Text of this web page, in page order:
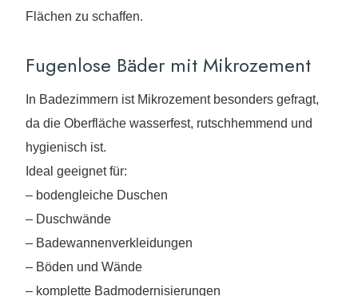
Flächen zu schaffen.
Fugenlose Bäder mit Mikrozement
In Badezimmern ist Mikrozement besonders gefragt,
da die Oberfläche wasserfest, rutschhemmend und
hygienisch ist.
Ideal geeignet für:
– bodengleiche Duschen
– Duschwände
– Badewannenverkleidungen
– Böden und Wände
– komplette Badmodernisierungen